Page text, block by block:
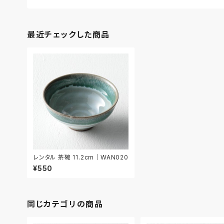
最近チェックした商品
レンタル 茶碗 11.2cm｜WAN020
¥550
同じカテゴリの商品